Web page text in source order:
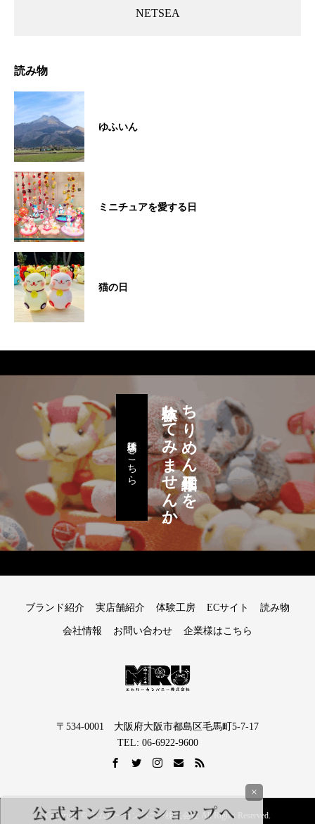
NETSEA
読み物
ゆふいん
ミニチュアを愛する日
猫の日
ちりめん細工作りを
体験してみませんか。
体験工房はこちら
ブランド紹介 実店舗紹介 体験工房 ECサイト 読み物
会社情報 お問い合わせ 企業様はこちら
〒534-0001 大阪府大阪市都島区毛馬町5-7-17
TEL: 06-6922-9600
Copyright © エムルーカンパニー株式会社 All Rights Reserved.
×